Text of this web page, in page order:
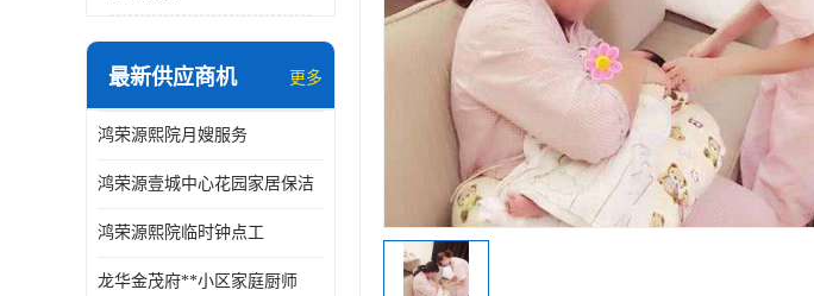
最新供应商机 更多
鸿荣源熙院月嫂服务
鸿荣源壹城中心花园家居保洁
鸿荣源熙院临时钟点工
龙华金茂府**小区家庭厨师